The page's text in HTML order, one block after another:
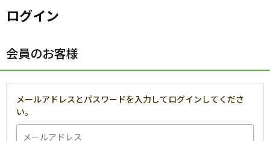
ログイン
会員のお客様
メールアドレスとパスワードを入力してログインしてくださ
い。